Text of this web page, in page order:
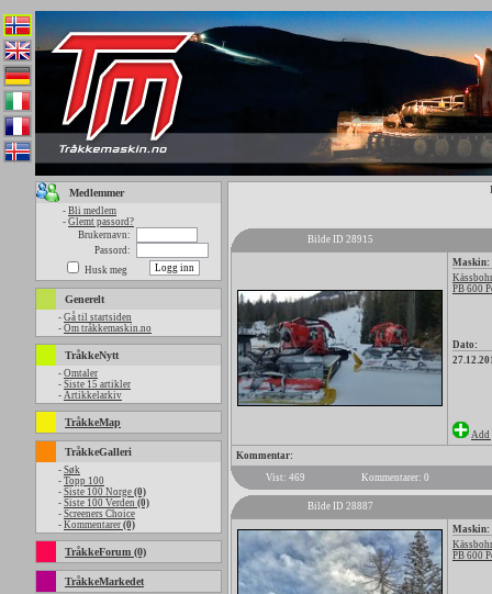
Medlemmer
- Bli medlem
- Glemt passord?
Brukernavn:
Passord:
Husk meg
Generelt
- Gå til startsiden
- Om tråkkemaskin.no
TråkkeNytt
- Omtaler
- Siste 15 artikler
- Artikkelarkiv
TråkkeMap
TråkkeGalleri
- Søk
- Topp 100
- Siste 100 Norge (0)
- Siste 100 Verden (0)
- Screeners Choice
- Kommentarer (0)
TråkkeForum (0)
TråkkeMarkedet
Bilde ID 28915
Maskin:
PB 600
Dato:
Add
Kommentar:
Vist: 469
Kommentarer: 0
Bilde ID 28887
Maskin:
PB 600